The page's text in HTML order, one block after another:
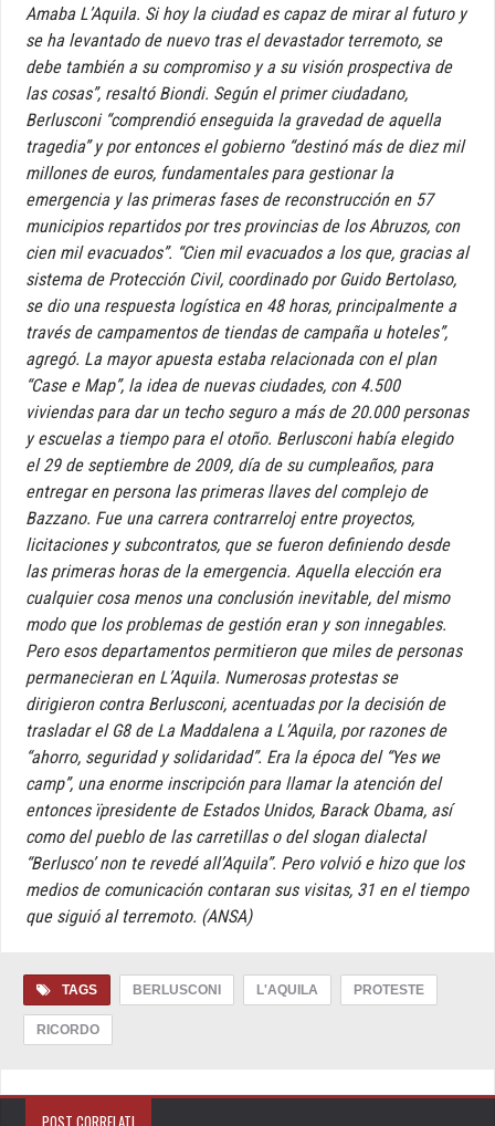
Amaba L’Aquila. Si hoy la ciudad es capaz de mirar al futuro y
se ha levantado de nuevo tras el devastador terremoto, se
debe también a su compromiso y a su visión prospectiva de
las cosas”, resaltó Biondi. Según el primer ciudadano,
Berlusconi “comprendió enseguida la gravedad de aquella
tragedia” y por entonces el gobierno “destinó más de diez mil
millones de euros, fundamentales para gestionar la
emergencia y las primeras fases de reconstrucción en 57
municipios repartidos por tres provincias de los Abruzos, con
cien mil evacuados”. “Cien mil evacuados a los que, gracias al
sistema de Protección Civil, coordinado por Guido Bertolaso,
se dio una respuesta logística en 48 horas, principalmente a
través de campamentos de tiendas de campaña u hoteles”,
agregó. La mayor apuesta estaba relacionada con el plan
“Case e Map”, la idea de nuevas ciudades, con 4.500
viviendas para dar un techo seguro a más de 20.000 personas
y escuelas a tiempo para el otoño. Berlusconi había elegido
el 29 de septiembre de 2009, día de su cumpleaños, para
entregar en persona las primeras llaves del complejo de
Bazzano. Fue una carrera contrarreloj entre proyectos,
licitaciones y subcontratos, que se fueron definiendo desde
las primeras horas de la emergencia. Aquella elección era
cualquier cosa menos una conclusión inevitable, del mismo
modo que los problemas de gestión eran y son innegables.
Pero esos departamentos permitieron que miles de personas
permanecieran en L’Aquila. Numerosas protestas se
dirigieron contra Berlusconi, acentuadas por la decisión de
trasladar el G8 de La Maddalena a L’Aquila, por razones de
“ahorro, seguridad y solidaridad”. Era la época del “Yes we
camp”, una enorme inscripción para llamar la atención del
entonces ïpresidente de Estados Unidos, Barack Obama, así
como del pueblo de las carretillas o del slogan dialectal
“Berlusco’ non te revedé all’Aquila”. Pero volvió e hizo que los
medios de comunicación contaran sus visitas, 31 en el tiempo
que siguió al terremoto. (ANSA)
TAGS BERLUSCONI L'AQUILA PROTESTE
RICORDO